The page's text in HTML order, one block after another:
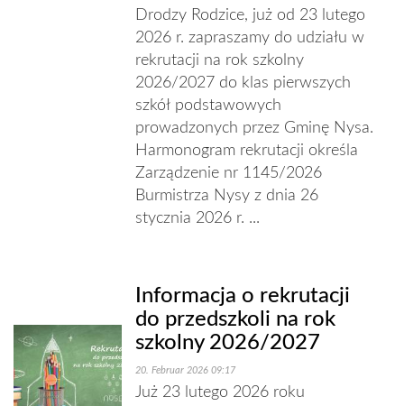
Drodzy Rodzice, już od 23 lutego
2026 r. zapraszamy do udziału w
rekrutacji na rok szkolny
2026/2027 do klas pierwszych
szkół podstawowych
prowadzonych przez Gminę Nysa.
Harmonogram rekrutacji określa
Zarządzenie nr 1145/2026
Burmistrza Nysy z dnia 26
stycznia 2026 r. ...
Informacja o rekrutacji
do przedszkoli na rok
szkolny 2026/2027
20. Februar 2026 09:17
Już 23 lutego 2026 roku